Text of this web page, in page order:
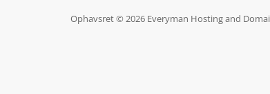
Ophavsret © 2026 Everyman Hosting and